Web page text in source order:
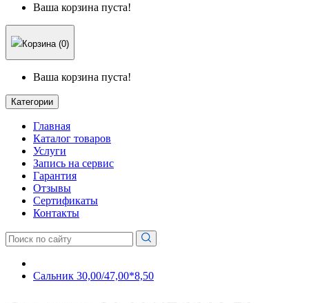
Ваша корзина пуста!
Корзина (0)
Ваша корзина пуста!
Категории
Главная
Каталог товаров
Услуги
Запись на сервис
Гарантия
Отзывы
Сертификаты
Контакты
Сальник 30,00/47,00*8,50